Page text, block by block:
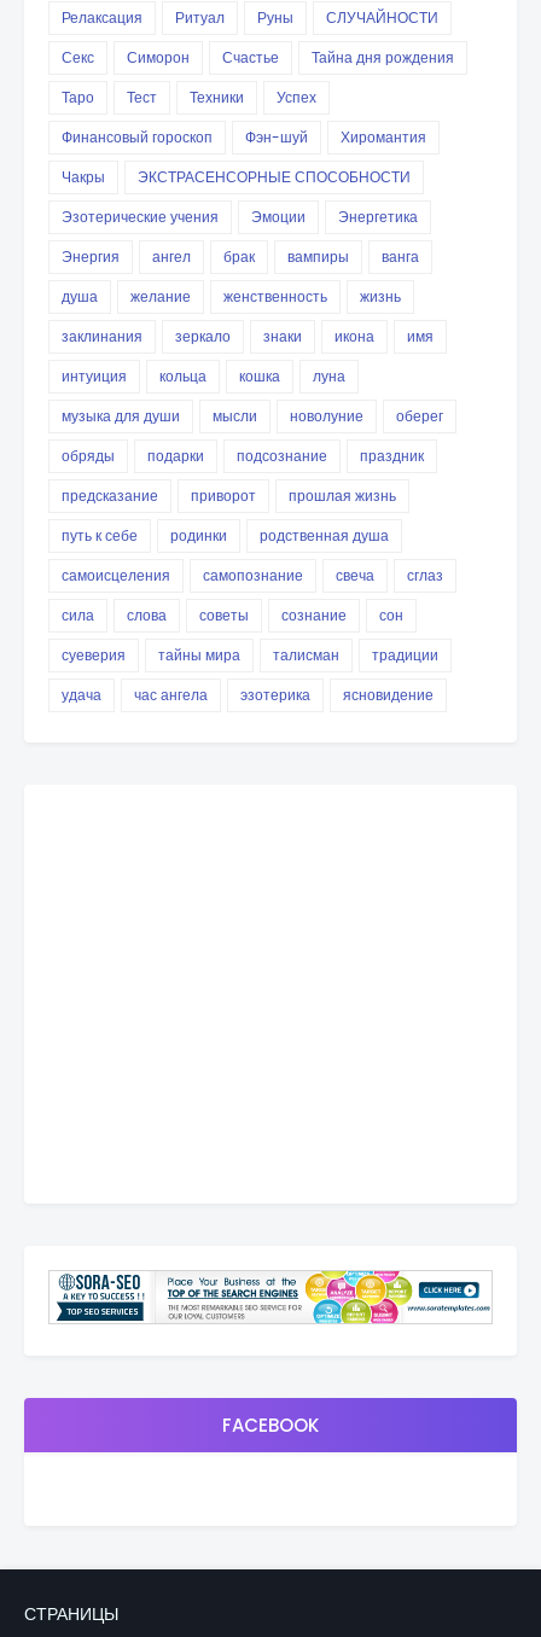
Релаксация
Ритуал Руны
СЛУЧАЙНОСТИ
Секс
Симорон Счастье
Тайна дня рождения
Таро
Тест Техники
Успех
Финансовый гороскоп
Фэн-шуй
Хиромантия
Чакры
ЭКСТРАСЕНСОРНЫЕ СПОСОБНОСТИ
Эзотерические учения
Эмоции
Энергетика
Энергия
ангел брак вампиры
ванга
душа
желание женственность
жизнь
заклинания
зеркало знаки икона
имя
интуиция
кольца кошка
луна
музыка для души
мысли новолуние
оберег
обряды
подарки подсознание
праздник
предсказание
приворот
прошлая жизнь
путь к себе
родинки
родственная душа
самоисцеления
самопознание свеча
сглаз
сила
слова советы сознание
сон
суеверия
тайны мира талисман
традиции
удача
час ангела эзотерика ясновидение
FACEBOOK
СТРАНИЦЫ